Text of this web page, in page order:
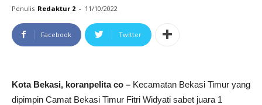
Penulis Redaktur 2 - 11/10/2022
Facebook Twitter
Kota Bekasi, koranpelita co – Kecamatan Bekasi Timur yang
dipimpin Camat Bekasi Timur Fitri Widyati sabet juara 1